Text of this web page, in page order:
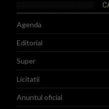
Agenda
Editorial
Super
Licitatii
Anuntul oficial